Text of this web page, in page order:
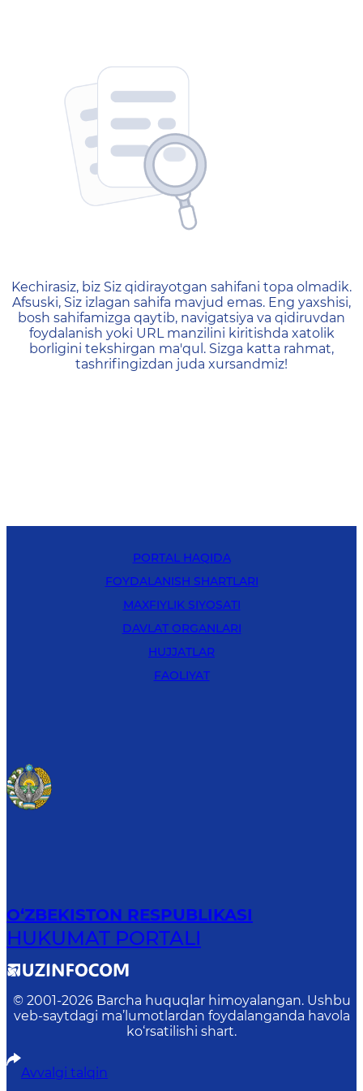
404 — Страница не
Kechirasiz, biz Siz qidirayotgan sahifani topa olmadik.
Afsuski, Siz izlagan sahifa mavjud emas. Eng yaxshisi,
bosh sahifamizga qaytib, navigatsiya va qidiruvdan
foydalanish yoki URL manzilini kiritishda xatolik
borligini tekshirgan ma'qul. Sizga katta rahmat,
tashrifingizdan juda xursandmiz!
PORTAL HAQIDA
FOYDALANISH SHARTLARI
MAXFIYLIK SIYOSATI
DAVLAT ORGANLARI
HUJJATLAR
FAOLIYAT
O‘ZBEKISTON RESPUBLIKASI
HUKUMAT PORTALI
© 2001-2026 Barcha huquqlar himoyalangan. Ushbu
veb-saytdagi ma’lumotlardan foydalanganda havola
ko‘rsatilishi shart.
Avvalgi talqin